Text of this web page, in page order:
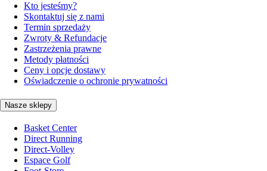
Kto jesteśmy?
Skontaktuj się z nami
Termin sprzedaży
Zwroty & Refundacje
Zastrzeżenia prawne
Metody płatności
Ceny i opcje dostawy
Oświadczenie o ochronie prywatności
Nasze sklepy
Basket Center
Direct Running
Direct-Volley
Espace Golf